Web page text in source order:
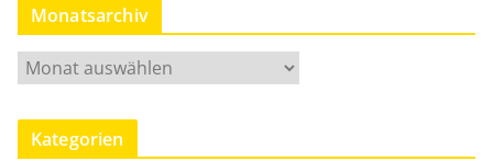
Monatsarchiv
M
o
n
Kategorien